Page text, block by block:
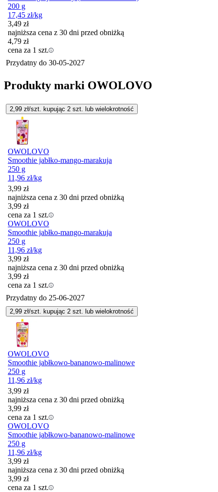
200 g
17,45 zł/kg
3,49 zł
najniższa cena z 30 dni przed obniżką
4,79 zł
cena za 1 szt.
Przydatny do 30-05-2027
Produkty marki OWOLOVO
2,99 zł/szt. kupując 2 szt. lub wielokrotność
OWOLOVO
Smoothie jabłko-mango-marakuja
250 g
11,96 zł/kg
3,99 zł
najniższa cena z 30 dni przed obniżką
3,99 zł
cena za 1 szt.
OWOLOVO
Smoothie jabłko-mango-marakuja
250 g
11,96 zł/kg
3,99 zł
najniższa cena z 30 dni przed obniżką
3,99 zł
cena za 1 szt.
Przydatny do 25-06-2027
2,99 zł/szt. kupując 2 szt. lub wielokrotność
OWOLOVO
Smoothie jabłkowo-bananowo-malinowe
250 g
11,96 zł/kg
3,99 zł
najniższa cena z 30 dni przed obniżką
3,99 zł
cena za 1 szt.
OWOLOVO
Smoothie jabłkowo-bananowo-malinowe
250 g
11,96 zł/kg
3,99 zł
najniższa cena z 30 dni przed obniżką
3,99 zł
cena za 1 szt.